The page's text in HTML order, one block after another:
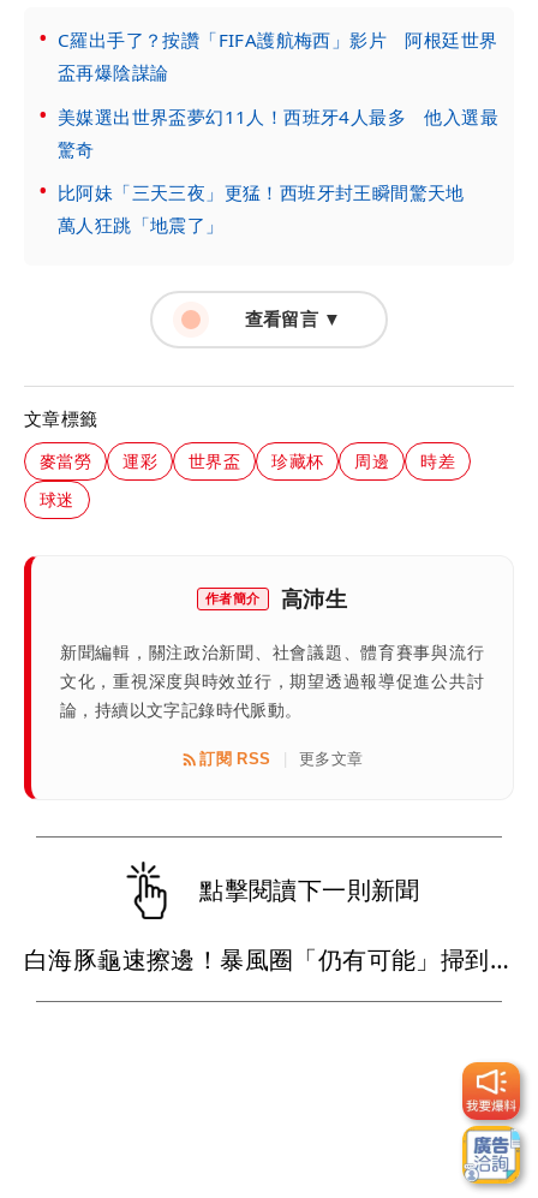
C羅出手了？按讚「FIFA護航梅西」影片 阿根廷世界
盃再爆陰謀論
美媒選出世界盃夢幻11人！西班牙4人最多 他入選最
驚奇
比阿妹「三天三夜」更猛！西班牙封王瞬間驚天地
萬人狂跳「地震了」
查看留言 ▼
文章標籤
麥當勞 運彩 世界盃 珍藏杯 周邊
時差
球迷
作者簡介 高沛生
新聞編輯，關注政治新聞、社會議題、體育賽事與流行
文化，重視深度與時效並行，期望透過報導促進公共討
論，持續以文字記錄時代脈動。
訂閱 RSS 更多文章
點擊閱讀下一則新聞
白海豚龜速擦邊！暴風圈「仍有可能」掃到北部陸地